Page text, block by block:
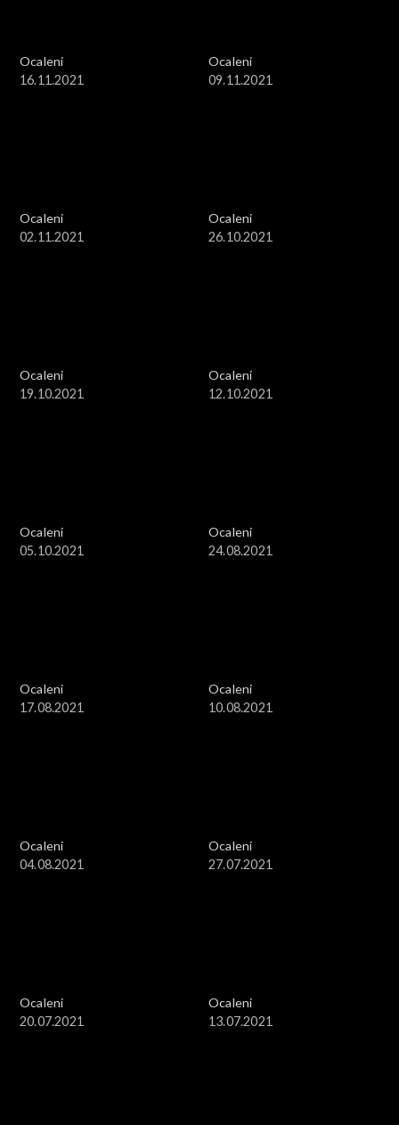
Ocaleni
16.11.2021
Ocaleni
09.11.2021
Ocaleni
02.11.2021
Ocaleni
26.10.2021
Ocaleni
19.10.2021
Ocaleni
12.10.2021
Ocaleni
05.10.2021
Ocaleni
24.08.2021
Ocaleni
17.08.2021
Ocaleni
10.08.2021
Ocaleni
04.08.2021
Ocaleni
27.07.2021
Ocaleni
20.07.2021
Ocaleni
13.07.2021